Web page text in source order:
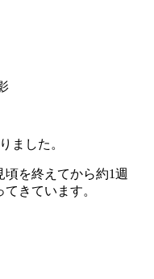
ました。
を終えてから約1週
てきています。